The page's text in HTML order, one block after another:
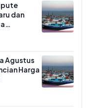
dan
Agustus
Harga